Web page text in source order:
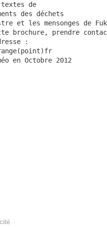
de
des déchets
et les mensonges de
brochure, prendre
:
en Octobre 2012